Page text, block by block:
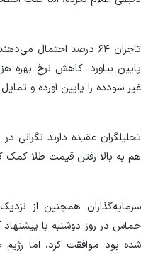
تاجران ۶۴ درصد احتمال
پایین بیاورد. کاهش نرخ بهره
غیر سودده را پایین آورده و
تحلیلگران عقیده دارند
هم به بالا رفتن قیمت طلا کمک
سرمایه‌گذاران همچنین از
حماس در روز دوشنبه با
شده بود موافقت کرد، اما رژیم